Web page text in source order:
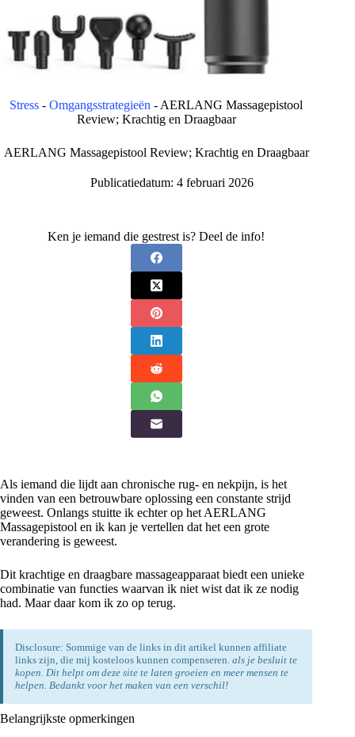
Stress -Omgangsstrategieën - AERLANG Massagepistool
Review; Krachtig en Draagbaar
AERLANG Massagepistool Review; Krachtig en Draagbaar
Publicatiedatum: 4 februari 2026
Ken je iemand die gestrest is? Deel de info!
Als iemand die lijdt aan chronische rug- en nekpijn, is het
vinden van een betrouwbare oplossing een constante strijd
geweest. Onlangs stuitte ik echter op het AERLANG
Massagepistool en ik kan je vertellen dat het een grote
verandering is geweest.
Dit krachtige en draagbare massageapparaat biedt een unieke
combinatie van functies waarvan ik niet wist dat ik ze nodig
had. Maar daar kom ik zo op terug.
Disclosure: Sommige van de links in dit artikel kunnen affiliate
links zijn, die mij kosteloos kunnen compenseren. als je besluit te
kopen. Dit helpt om deze site te laten groeien en meer mensen te
helpen. Bedankt voor het maken van een verschil!
Belangrijkste opmerkingen